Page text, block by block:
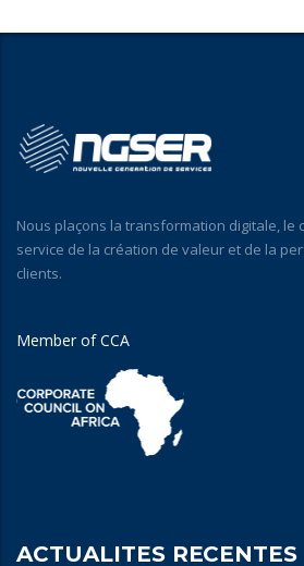
Nous plaçons la transformation digitale, le
service de la création de valeur et de la
clients.
Member of CCA
ACTUALITES RECENTES